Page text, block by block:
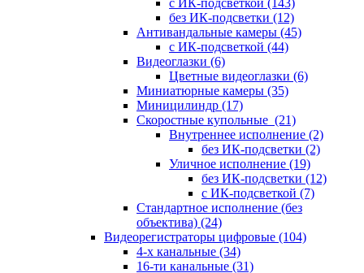
с ИК-подсветкой (143)
без ИК-подсветки (12)
Антивандальные камеры (45)
с ИК-подсветкой (44)
Видеоглазки (6)
Цветные видеоглазки (6)
Миниатюрные камеры (35)
Миницилиндр (17)
Скоростные купольные (21)
Внутреннее исполнение (2)
без ИК-подсветки (2)
Уличное исполнение (19)
без ИК-подсветки (12)
с ИК-подсветкой (7)
Стандартное исполнение (без
объектива) (24)
Видеорегистраторы цифровые (104)
4-х канальные (34)
16-ти канальные (31)